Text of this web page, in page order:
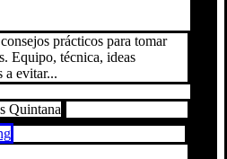
prácticos para tomar
Equipo, técnica, ideas
a evitar...
Quintana